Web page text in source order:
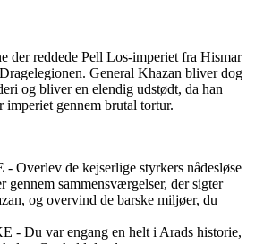
der reddede Pell Los-imperiet fra Hismar
General Khazan bliver dog
og bliver en elendig udstødt, da han
gennem brutal tortur.
Overlev de kejserlige styrkers nådesløse
gennem sammensværgelser, der sigter
og overvind de barske miljøer, du
- Du var engang en helt i Arads historie,